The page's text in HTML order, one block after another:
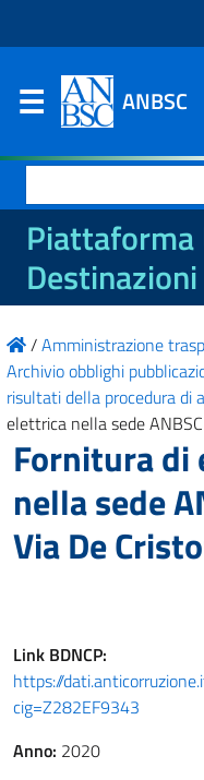
ANBSC
per:
Piattaforma
Destinazioni
/Amministrazione
Archivio obblighi
risultati della procedura di
elettrica nella sede
Fornitura di
nella sede
Via De
Link BDNCP:
https://
cig=Z282EF9343
Anno: 2020